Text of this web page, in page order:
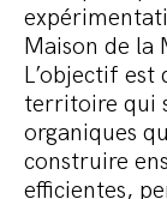
Maison de la
L’objectif est
territoire qui
organiques
construire
efficientes,